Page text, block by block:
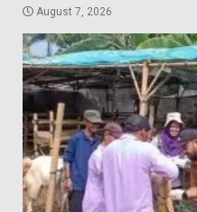
August 7, 2026